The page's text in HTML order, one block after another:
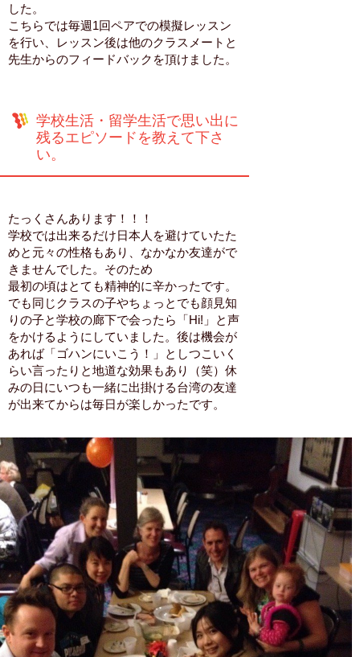
した。
こちらでは毎週1回ペアでの模擬レッスン
を行い、レッスン後は他のクラスメートと
先生からのフィードバックを頂けました。
学校生活・留学生活で思い出に
残るエピソードを教えて下さ
い。
たっくさんあります！！！
学校では出来るだけ日本人を避けていたた
めと元々の性格もあり、なかなか友達がで
きませんでした。そのため
最初の頃はとても精神的に辛かったです。
でも同じクラスの子やちょっとでも顔見知
りの子と学校の廊下で会ったら「Hi!」と声
をかけるようにしていました。後は機会が
あれば「ゴハンにいこう！」としつこいく
らい言ったりと地道な効果もあり（笑）休
みの日にいつも一緒に出掛ける台湾の友達
が出来てからは毎日が楽しかったです。